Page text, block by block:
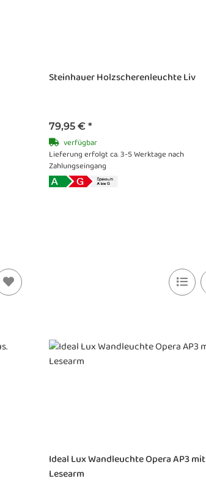
Steinhauer Holzscherenleuchte Liv
79,95 € *
verfügbar
Lieferung erfolgt ca. 3-5 Werktage nach
Zahlungseingang
Ideal Lux Wandleuchte Opera AP3 mit
Lesearm